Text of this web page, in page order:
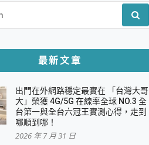
PC
高防護
完整開箱評價
「 智慧投影 & 煥彩流動 」的沈浸
線電競滑鼠 開箱 評測
最新文章
出門在外網路穩定最實在 「台灣大哥
大」榮獲 4G/5G 在線率全球 NO.3 全
台第一與全台六冠王實測心得，走到
哪順到哪！
2026 年 7 月 31 日